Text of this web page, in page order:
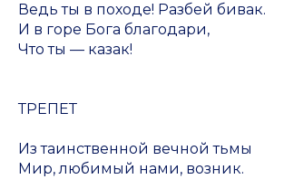
Ведь ты в походе! Разбей бивак.
И в горе Бога благодари,
Что ты — казак!
ТРЕПЕТ
Из таинственной вечной тьмы
Мир, любимый нами, возник.